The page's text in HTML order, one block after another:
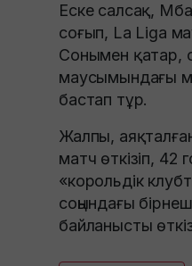
Еске салсақ,
соғып, La Liga
Сонымен қатар,
маусымындағы
бастап тұр.
Жалпы,
матч өткізіп,
«корольдік
соңындағы
байланысты